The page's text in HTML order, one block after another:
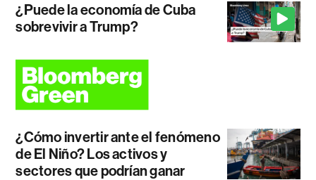
¿Puede la economía de Cuba
sobrevivir a Trump?
¿Cómo invertir ante el fenómeno
de El Niño? Los activos y
sectores que podrían ganar